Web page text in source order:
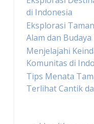
di Indonesia
Eksplorasi
Alam dan
Menjelajahi
Komunitas di
Tips Menata
Terlihat Cantik